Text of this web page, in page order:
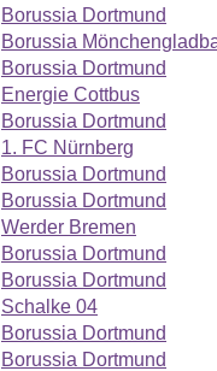
Borussia Dortmund
Borussia
Borussia Dortmund
Energie Cottbus
Borussia Dortmund
1. FC Nürnberg
Borussia Dortmund
Borussia Dortmund
Werder Bremen
Borussia Dortmund
Borussia Dortmund
Schalke 04
Borussia Dortmund
Borussia Dortmund